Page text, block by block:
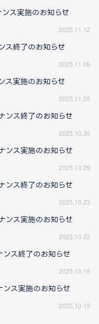
ス実施のお知らせ
2025.11.12
ス終了のお知らせ
2025.11.06
ス実施のお知らせ
2025.11.05
ス終了のお知らせ
2025.10.30
ス実施のお知らせ
2025.10.29
ス終了のお知らせ
2025.10.23
ス実施のお知らせ
2025.10.22
ス終了のお知らせ
2025.10.16
ス実施のお知らせ
2025.10.15